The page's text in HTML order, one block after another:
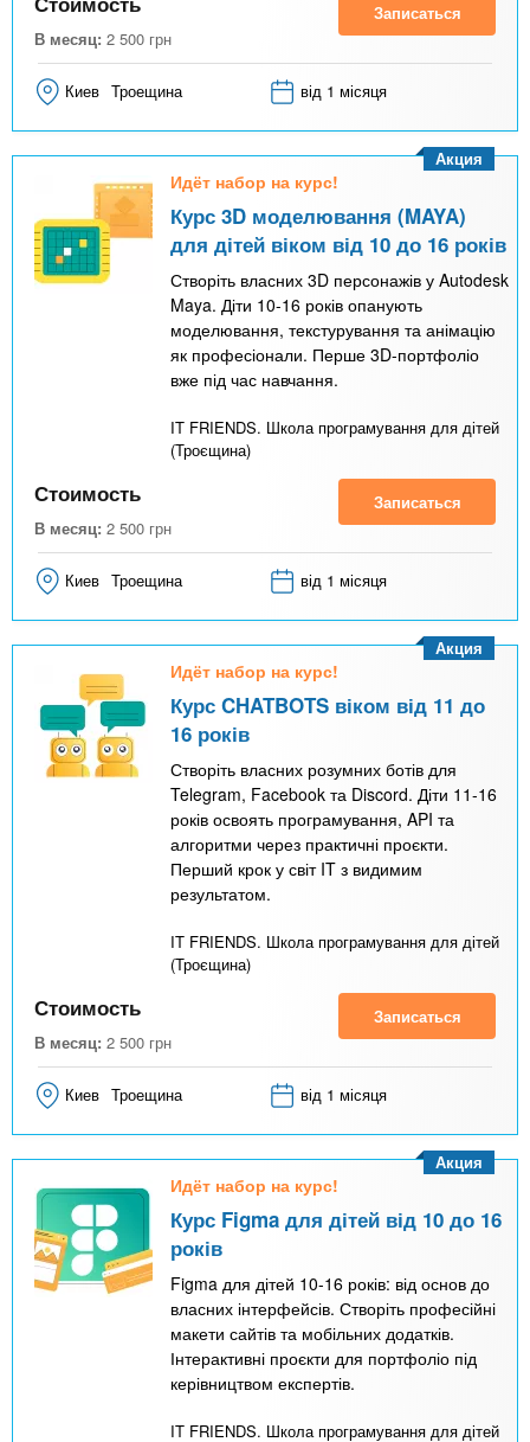
В месяц: 2 500 грн
Записаться
Киев Троещина від 1 місяця
Идёт набор на курс!
Курс 3D моделювання (MAYA)
для дітей віком від 10 до 16 років
Створіть власних 3D персонажів у Autodesk
Maya. Діти 10-16 років опанують
моделювання, текстурування та анімацію
як професіонали. Перше 3D-портфоліо
вже під час навчання.
IT FRIENDS. Школа програмування для дітей
(Троєщина)
Акция
Стоимость
В месяц: 2 500 грн
Записаться
Киев Троещина від 1 місяця
Идёт набор на курс!
Курс CHATBOTS віком від 11 до
16 років
Створіть власних розумних ботів для
Telegram, Facebook та Discord. Діти 11-16
років освоять програмування, API та
алгоритми через практичні проєкти.
Перший крок у світ IT з видимим
результатом.
IT FRIENDS. Школа програмування для дітей
(Троєщина)
Акция
Стоимость
В месяц: 2 500 грн
Записаться
Киев Троещина від 1 місяця
Идёт набор на курс!
Курс Figma для дітей від 10 до 16
років
Figma для дітей 10-16 років: від основ до
власних інтерфейсів. Створіть професійні
макети сайтів та мобільних додатків.
Інтерактивні проєкти для портфоліо під
керівництвом експертів.
IT FRIENDS. Школа програмування для дітей
Акция